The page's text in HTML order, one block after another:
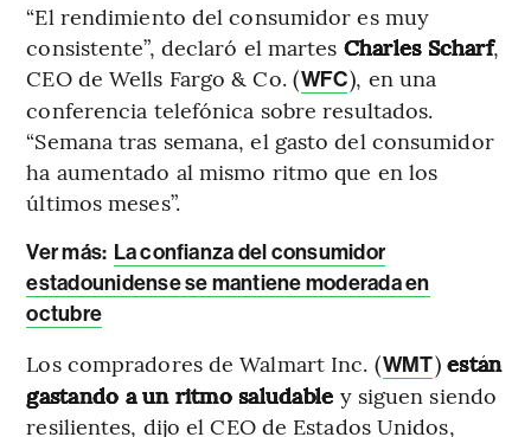
“El rendimiento del consumidor es muy
consistente”, declaró el martes Charles Scharf,
CEO de Wells Fargo & Co. (WFC), en una
conferencia telefónica sobre resultados.
“Semana tras semana, el gasto del consumidor
ha aumentado al mismo ritmo que en los
últimos meses”.
Ver más: La confianza del consumidor
estadounidense se mantiene moderada en
octubre
Los compradores de Walmart Inc. (WMT)están
gastando a un ritmo saludable y siguen siendo
resilientes, dijo el CEO de Estados Unidos,